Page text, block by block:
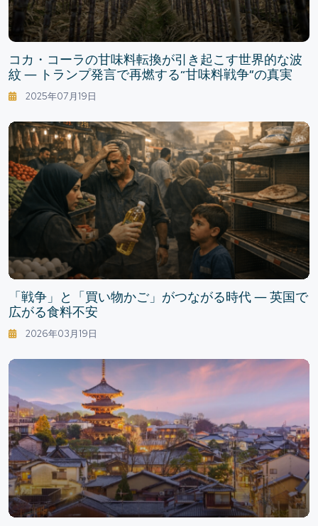
コカ・コーラの甘味料転換が引き起こす世界的な波
紋 ― トランプ発言で再燃する“甘味料戦争”の真実
2025年07月19日
「戦争」と「買い物かご」がつながる時代 ― 英国で
広がる食料不安
2026年03月19日